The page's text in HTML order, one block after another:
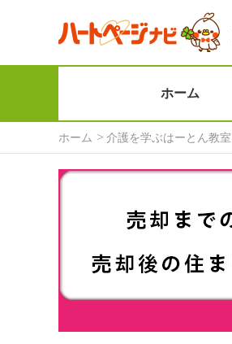
ホーム
ホーム 介護を学ぶはーとん教室